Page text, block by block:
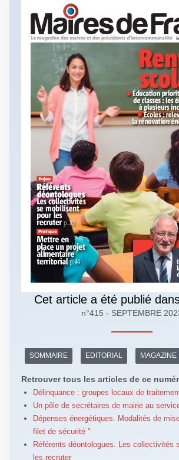
Cet article a été publié
n°415 - SEPTEMBRE
SOMMAIRE EDITORIAL
Retrouver tous les articles de ce
Délinquance : groupes locaux de
Un pôle de secrétaires de mairie au
Dépenses énergétiques. Modalités de
filet de sécurité "
Référents déontologues. Les collectivités
les recruter